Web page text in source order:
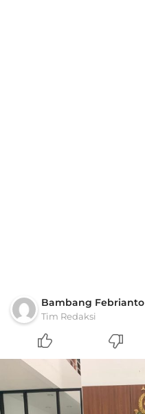
Bambang Febrianto
Tim Redaksi